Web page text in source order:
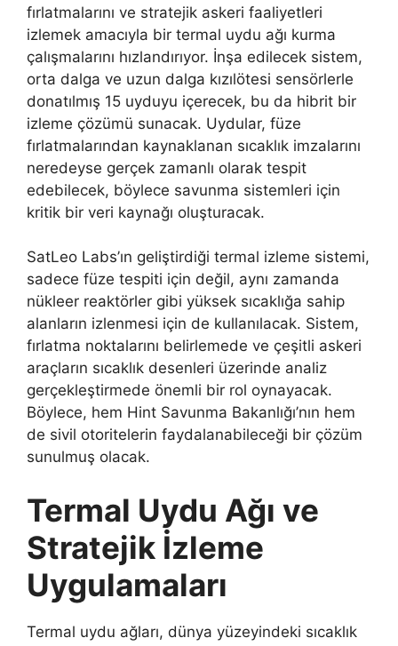
fırlatmalarını ve stratejik askeri faaliyetleri
izlemek amacıyla bir termal uydu ağı kurma
çalışmalarını hızlandırıyor. İnşa edilecek sistem,
orta dalga ve uzun dalga kızılötesi sensörlerle
donatılmış 15 uyduyu içerecek, bu da hibrit bir
izleme çözümü sunacak. Uydular, füze
fırlatmalarından kaynaklanan sıcaklık imzalarını
neredeyse gerçek zamanlı olarak tespit
edebilecek, böylece savunma sistemleri için
kritik bir veri kaynağı oluşturacak.
SatLeo Labs’ın geliştirdiği termal izleme sistemi,
sadece füze tespiti için değil, aynı zamanda
nükleer reaktörler gibi yüksek sıcaklığa sahip
alanların izlenmesi için de kullanılacak. Sistem,
fırlatma noktalarını belirlemede ve çeşitli askeri
araçların sıcaklık desenleri üzerinde analiz
gerçekleştirmede önemli bir rol oynayacak.
Böylece, hem Hint Savunma Bakanlığı’nın hem
de sivil otoritelerin faydalanabileceği bir çözüm
sunulmuş olacak.
Termal Uydu Ağı ve
Stratejik İzleme
Uygulamaları
Termal uydu ağları, dünya yüzeyindeki sıcaklık